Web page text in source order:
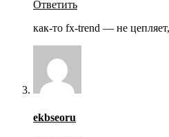
Ответить
как-то fx-trend — не
ekbseoru